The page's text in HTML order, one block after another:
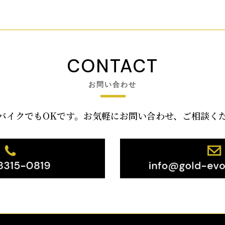
CONTACT
お問い合わせ
イクでもOKです。お気軽にお問い合わせ、ご相談く